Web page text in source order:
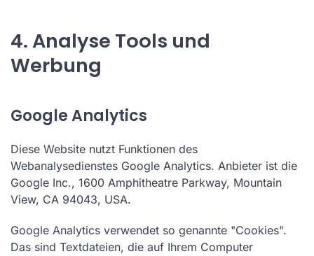
4. Analyse Tools und
Werbung
Google Analytics
Diese Website nutzt Funktionen des
Webanalysedienstes Google Analytics. Anbieter ist die
Google Inc., 1600 Amphitheatre Parkway, Mountain
View, CA 94043, USA.
Google Analytics verwendet so genannte "Cookies".
Das sind Textdateien, die auf Ihrem Computer